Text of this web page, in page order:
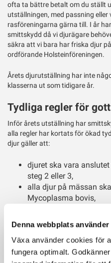
Denna webbplats
Växa använder cookies för
fungera optimalt.
ofta ta bättre betalt om du ställt
utställningen, med passning eller
rasföreningarna gärna till. I år
smittskydd då vi djurägare
säkra att vi bara har friska djur
ordförande Holsteinföreningen.
Årets djurutställning har inte
klasserna ut som tidigare år.
Tydliga regler för
Inför årets utställning har
alla regler har kortats för ökad
djur gäller att:
djuret ska vara
steg 2 eller 3,
alla djur på mässan
Mycoplasma bovis,
anländer till mässan.
Elmia, rasföreningarna och
reglerna för mässan, inklusive